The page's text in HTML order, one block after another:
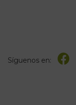
Síguenos en: